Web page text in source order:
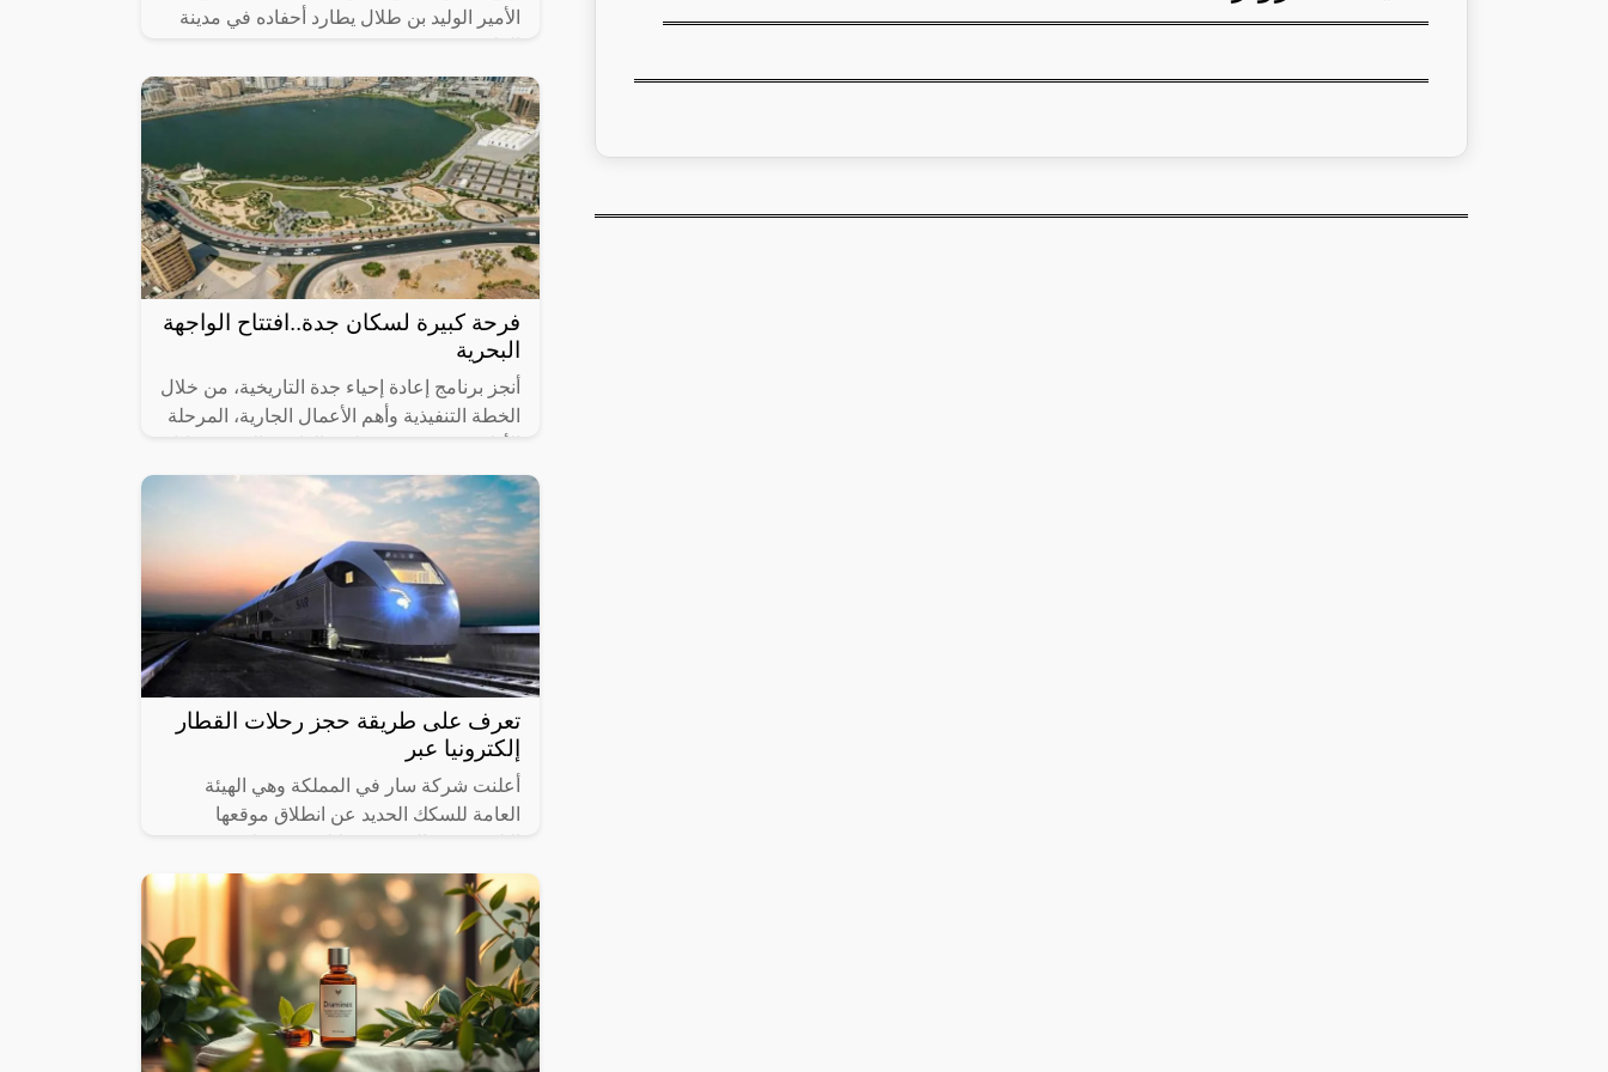
الأمير الوليد بن طلال يطارد أحفاده في مدينة
فرحة كبيرة لسكان جدة..افتتاح الواجهة
البحرية
أنجز برنامج إعادة إحياء جدة التاريخية، من خلال
الخطة التنفيذية وأهم الأعمال الجارية، المرحلة
عام 2023، التي تضمنت
تعرف على طريقة حجز رحلات القطار
إلكترونيا عبر
أعلنت شركة سار في المملكة وهي الهيئة
العامة للسكك الحديد عن انطلاق موقعها
الأشخاص حجز القطارات ومعرفة المواعيد
المختلفة لها،